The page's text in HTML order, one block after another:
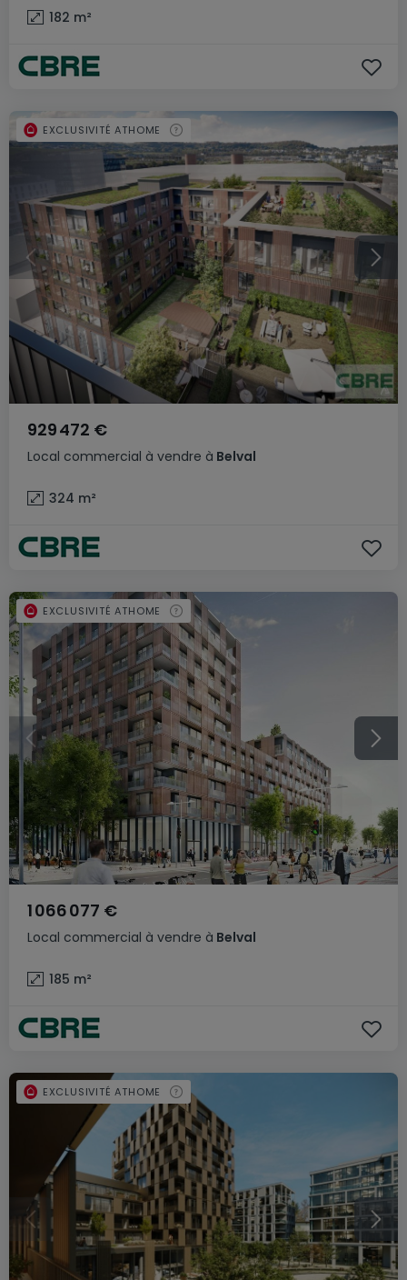
182 m²
Local commercial à vendre à Belval
929 472 €
324 m²
EXCLUSIVITÉ ATHOME
Local commercial à vendre à Belval
1 066 077 €
185 m²
EXCLUSIVITÉ ATHOME
EXCLUSIVITÉ ATHOME